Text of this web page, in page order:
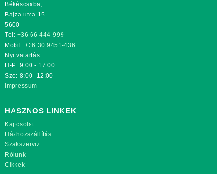
Békéscsaba,
Bajza utca 15.
5600
Tel: +36 66 444-999
Mobil: +36 30 9451-436
Nyitvatartás:
H-P: 9:00 - 17:00
Szo: 8:00 -12:00
Impressum
HASZNOS LINKEK
Kapcsolat
Házhozszállítás
Szakszerviz
Rólunk
Cikkek